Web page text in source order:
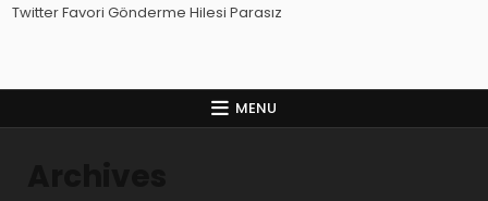
Twitter Favori Gönderme Hilesi Parasız
MENU